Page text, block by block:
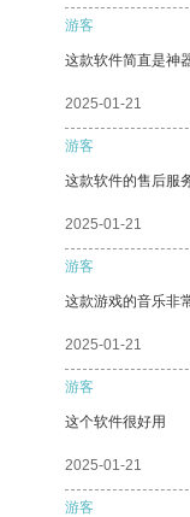
游客
这款软件简直是神
2025-01-21
游客
这款软件的售后服
2025-01-21
游客
这款游戏的音乐非
2025-01-21
游客
这个软件很好用
2025-01-21
游客